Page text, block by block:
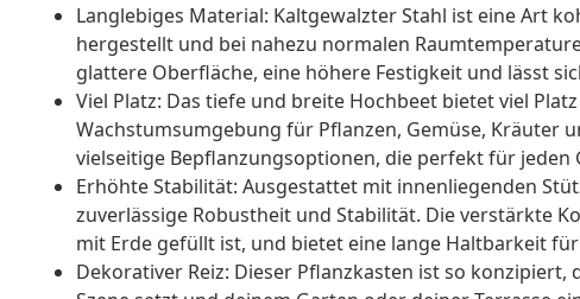
Langlebiges Material: Kaltgewalzter Stahl ist eine Art
hergestellt und bei nahezu normalen
glattere Oberfläche, eine höhere Festigkeit und lässt
Viel Platz: Das tiefe und breite Hochbeet bietet viel
Wachstumsumgebung für Pflanzen, Gemüse, Kräuter
vielseitige Bepflanzungsoptionen, die perfekt für jeden
Erhöhte Stabilität: Ausgestattet mit innenliegenden
zuverlässige Robustheit und Stabilität. Die verstärkte
mit Erde gefüllt ist, und bietet eine lange Haltbarkeit
Dekorativer Reiz: Dieser Pflanzkasten ist so